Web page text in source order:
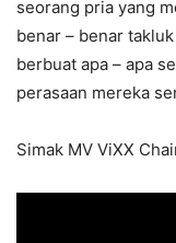
seorang pria yang
benar – benar
berbuat apa – apa
perasaan mereka
Simak MV ViXX